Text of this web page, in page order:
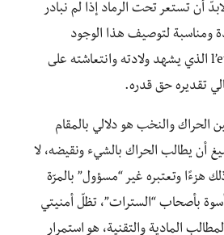
أن تستعر تحت الرماد إذا لم نبادر
ومناسبة لتوصيف هذا الوجود
المعويl’etre ensemble الذي يشهد ولادته وانتعاشته على
تقديره حق قدره.
الحراك والنخب هو دلالي بالمقام
أن يطالب الحراك بالشيء ونقيضه، لا
هزءًا وتعتبره غير “مسؤول” بالمرّة
بأصحاب “السترات”، تظلّ أمنيتي
المادية والتقنية، هو استمرار